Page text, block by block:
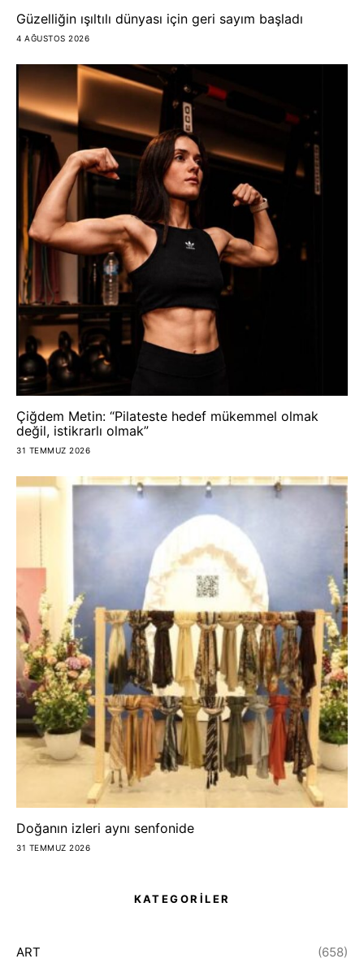
Güzelliğin ışıltılı dünyası için geri sayım başladı
4 AĞUSTOS 2026
Çiğdem Metin: “Pilateste hedef mükemmel olmak
değil, istikrarlı olmak”
31 TEMMUZ 2026
Doğanın izleri aynı senfonide
31 TEMMUZ 2026
KATEGORİLER
ART (658)